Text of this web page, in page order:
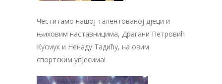
Честитамо нашој талентованој дјеци и
њиховим наставницима, Драгани Петровић
Кусмук и Ненаду Тадићу, на овим
спортским упјесима!